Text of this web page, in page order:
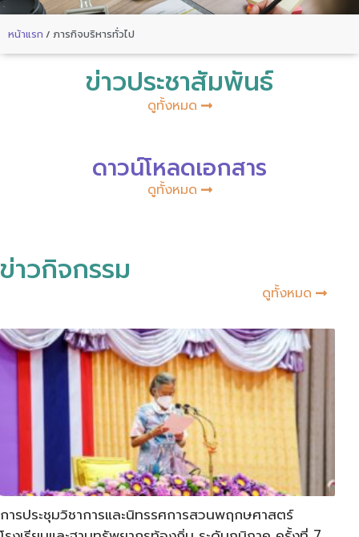
หน้าแรก / ภารกิจบริหารทั่วไป
ข่าวประชาสัมพันธ์
ดูทั้งหมด
ดาวน์โหลดเอกสาร
ดูทั้งหมด
ข่าวกิจกรรม
ดูทั้งหมด
การประชุมวิชาการและนิทรรศการสวนพฤกษศาสตร์